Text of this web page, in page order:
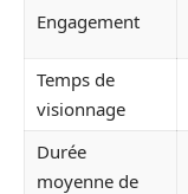
Engagement
Temps de
visionnage
Durée
moyenne de